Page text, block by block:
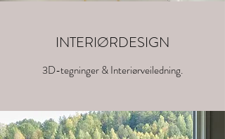
INTERIØRDESIGN
3D-tegninger & Interiørveiledning.